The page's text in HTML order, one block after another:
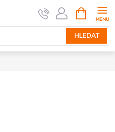
HLEDAT
NÁKUPNÍ
KOŠÍK